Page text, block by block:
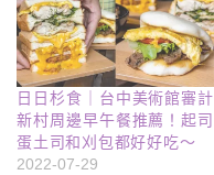
日日杉食｜台中美術館審計
新村周邊早午餐推薦！起司
蛋土司和刈包都好好吃～
2022-07-29